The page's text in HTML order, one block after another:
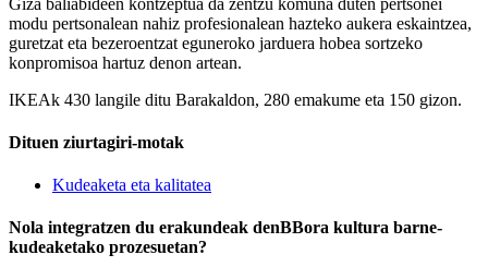
modu pertsonalean nahiz profesionalean hazteko aukera eskaintzea,
guretzat eta bezeroentzat eguneroko jarduera hobea sortzeko
konpromisoa hartuz denon artean.
IKEAk 430 langile ditu Barakaldon, 280 emakume eta 150 gizon.
Dituen ziurtagiri-motak
Kudeaketa eta kalitatea
Nola integratzen du erakundeak denBBora kultura barne-
kudeaketako prozesuetan?